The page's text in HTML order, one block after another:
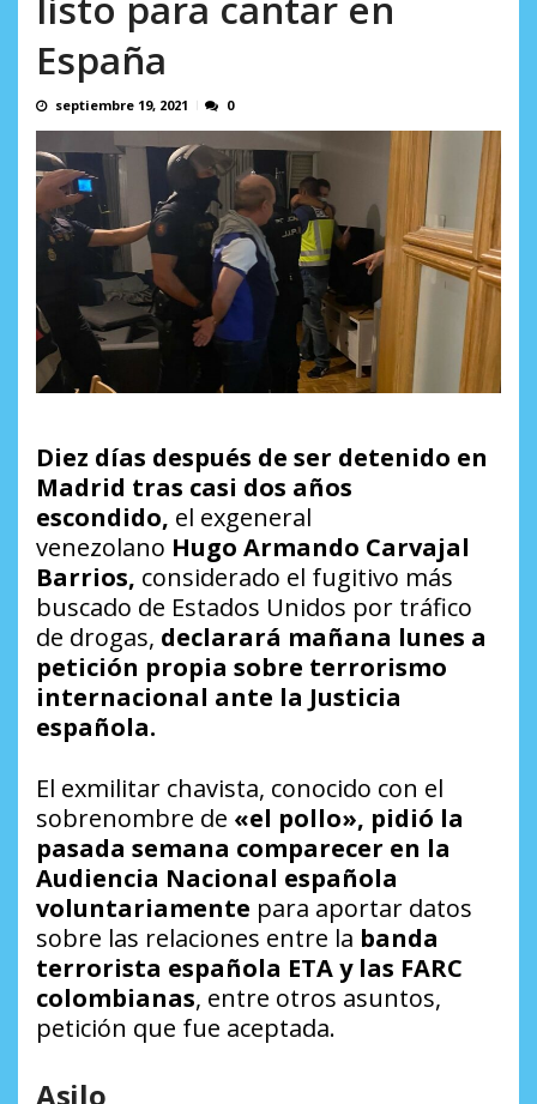
España
septiembre 19, 2021 0
Diez días después de ser detenido en
Madrid tras casi dos años
escondido, el exgeneral
venezolano Hugo Armando Carvajal
Barrios, considerado el fugitivo más
buscado de Estados Unidos por tráfico
de drogas, declarará mañana lunes a
petición propia sobre terrorismo
internacional ante la Justicia
española.
El exmilitar chavista, conocido con el
sobrenombre de «el pollo», pidió la
pasada semana comparecer en la
Audiencia Nacional española
voluntariamente para aportar datos
sobre las relaciones entre la banda
terrorista española ETA y las FARC
colombianas, entre otros asuntos,
petición que fue aceptada.
Asilo